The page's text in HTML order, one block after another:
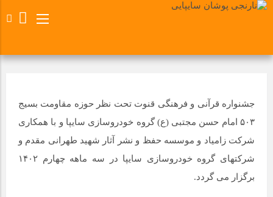
جشنواره قرآنی و فرهنگی قنوت تحت نظر حوزه مقاومت بسیج
۵۰۳ امام حسن مجتبی (ع) گروه خودروسازی سایپا و با همکاری
شرکت زامیاد و موسسه حفظ و نشر آثار شهید طهرانی مقدم و
شرکتهای گروه خودروسازی سایپا در سه ماهه چهارم ۱۴۰۲
برگزار می گردد.​